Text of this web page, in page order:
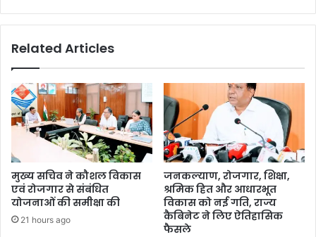
Related Articles
मुख्य सचिव ने कौशल विकास
एवं रोजगार से संबंधित
योजनाओं की समीक्षा की
21 hours ago
जनकल्याण, रोजगार, शिक्षा,
श्रमिक हित और आधारभूत
विकास को नई गति, राज्य
कैबिनेट ने लिए ऐतिहासिक
फैसले